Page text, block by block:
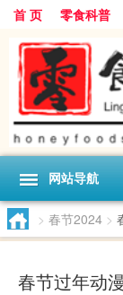
首 页 零食科普
网站导航
> 春节2024 >
春节过年动